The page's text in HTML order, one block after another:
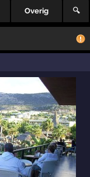
Overig 🔍